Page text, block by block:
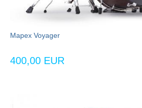
Mapex Voyager
400,00 EUR